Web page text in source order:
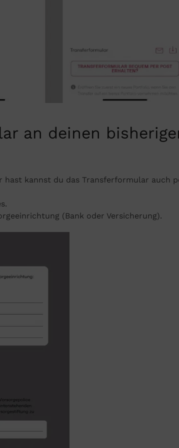
an deinen
hast kannst du das Transferformular auch
(Bank oder Versicherung).